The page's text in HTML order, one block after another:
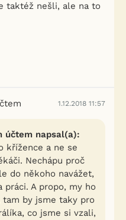
taktéž nešli, ale na to
1.12.2018 11:57
účtem napsal(a):
křížence a ne se
Nechápu proč
do někoho navážet,
práci. A propo, my ho
by jsme taky pro
co jsme si vzali,